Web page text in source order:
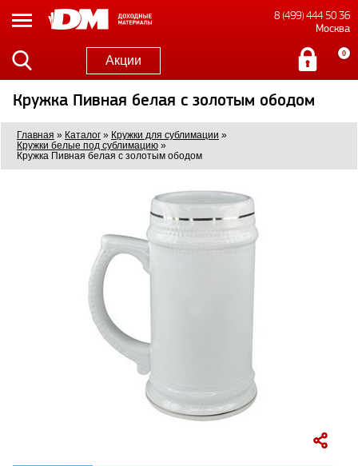
8 (499) 444 50 36
Москва
Акции 0
Кружка Пивная белая с золотым ободом
Главная » Каталог » Кружки для сублимации »
Кружки белые под сублимацию »
Кружка Пивная белая с золотым ободом